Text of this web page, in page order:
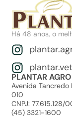
Há 48 anos, o
plantar.vet
PLANTAR
Avenida
010
CNPJ: 77.615.128/
(45) 3321-1600